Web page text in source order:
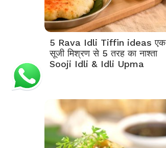
5 Rava Idli Tiffin ideas एक
सूजी मिश्रण से 5 तरह का नाश्ता
Sooji Idli & Idli Upma